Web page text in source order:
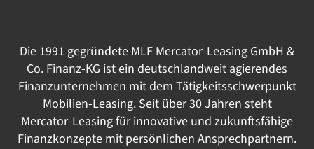
Die 1991 gegründete MLF Mercator-Leasing GmbH &
Co. Finanz-KG ist ein deutschlandweit agierendes
Finanzunternehmen mit dem Tätigkeitsschwerpunkt
Mobilien-Leasing. Seit über 30 Jahren steht
Mercator-Leasing für innovative und zukunftsfähige
Finanzkonzepte mit persönlichen Ansprechpartnern.